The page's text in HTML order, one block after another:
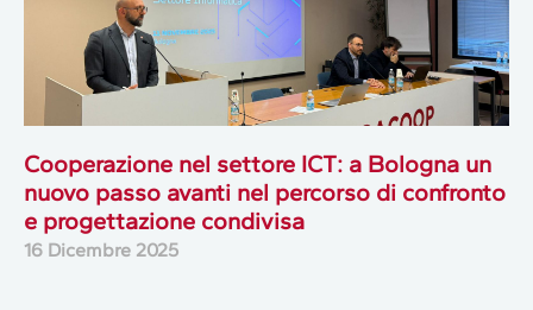
Cooperazione nel settore ICT: a Bologna un
nuovo passo avanti nel percorso di confronto
e progettazione condivisa
16 Dicembre 2025